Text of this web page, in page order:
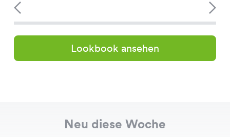
Lookbook ansehen
Neu diese Woche